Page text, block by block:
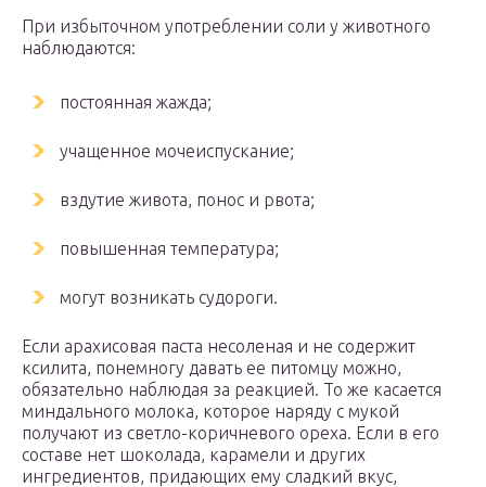
При избыточном употреблении соли у животного
наблюдаются:
постоянная жажда;
учащенное мочеиспускание;
вздутие живота, понос и рвота;
повышенная температура;
могут возникать судороги.
Если арахисовая паста несоленая и не содержит
ксилита, понемногу давать ее питомцу можно,
обязательно наблюдая за реакцией. То же касается
миндального молока, которое наряду с мукой
получают из светло-коричневого ореха. Если в его
составе нет шоколада, карамели и других
ингредиентов, придающих ему сладкий вкус,